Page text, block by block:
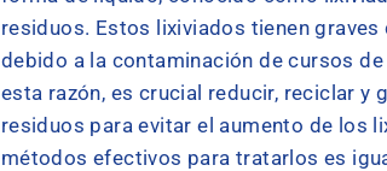
residuos. Estos lixiviados tienen
debido a la contaminación de cursos
esta razón, es crucial reducir, reciclar y
residuos para evitar el aumento de los
métodos efectivos para tratarlos es